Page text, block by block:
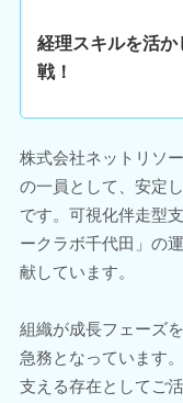
経理スキルを活
戦！
株式会社ネットリソ
の一員として、安定
です。可視化伴走型
ークラボ千代田」の
献しています。
組織が成長フェーズ
急務となっています
支える存在としてご